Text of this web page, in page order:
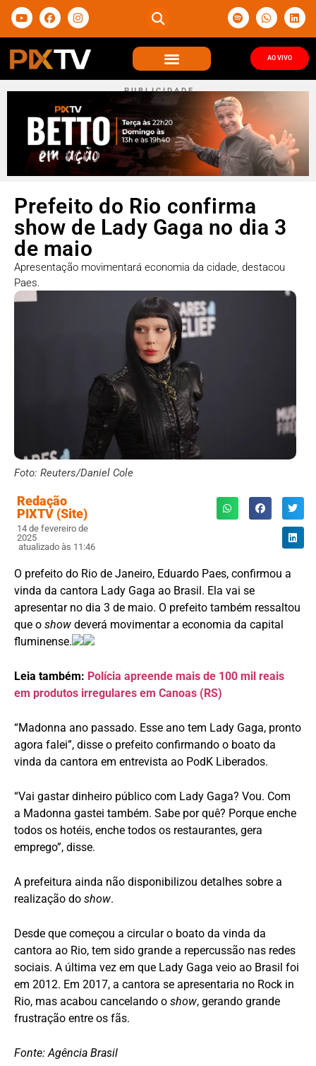
AO VIVO
P U B L I C I D A D E
Prefeito do Rio confirma
show de Lady Gaga no dia 3
de maio
Apresentação movimentará economia da cidade, destacou
Paes.
Foto: Reuters/Daniel Cole
Redação
PIXTV (Site)
14 de fevereiro de
2025
atualizado às 11:46
O prefeito do Rio de Janeiro, Eduardo Paes, confirmou a
vinda da cantora Lady Gaga ao Brasil. Ela vai se
apresentar no dia 3 de maio. O prefeito também ressaltou
que o show deverá movimentar a economia da capital
fluminense.
Leia também: Polícia apreende mais de 100 mil reais
em produtos irregulares em Canoas (RS)
“Madonna ano passado. Esse ano tem Lady Gaga, pronto
agora falei”, disse o prefeito confirmando o boato da
vinda da cantora em entrevista ao PodK Liberados.
“Vai gastar dinheiro público com Lady Gaga? Vou. Com
a Madonna gastei também. Sabe por quê? Porque enche
todos os hotéis, enche todos os restaurantes, gera
emprego”, disse.
A prefeitura ainda não disponibilizou detalhes sobre a
realização do show.
Desde que começou a circular o boato da vinda da
cantora ao Rio, tem sido grande a repercussão nas redes
sociais. A última vez em que Lady Gaga veio ao Brasil foi
em 2012. Em 2017, a cantora se apresentaria no Rock in
Rio, mas acabou cancelando o show, gerando grande
frustração entre os fãs.
Fonte: Agência Brasil